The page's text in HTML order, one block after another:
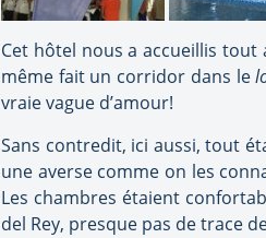
Cet hôtel nous a accueillis
même fait un corridor dans le
vraie vague d’amour!
Sans contredit, ici aussi, tout
une averse comme on les
Les chambres étaient
del Rey, presque pas de trace